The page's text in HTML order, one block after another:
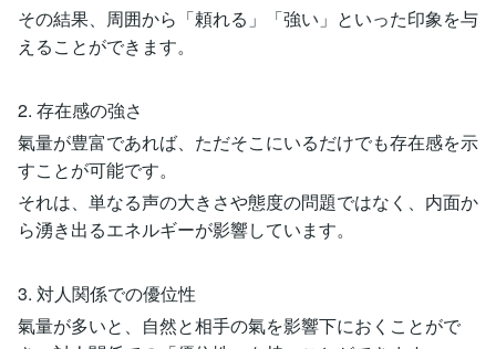
その結果、周囲から「頼れる」「強い」といった印象を与
えることができます。
2. 存在感の強さ
氣量が豊富であれば、ただそこにいるだけでも存在感を示
すことが可能です。
それは、単なる声の大きさや態度の問題ではなく、内面か
ら湧き出るエネルギーが影響しています。
3. 対人関係での優位性
氣量が多いと、自然と相手の氣を影響下におくことがで